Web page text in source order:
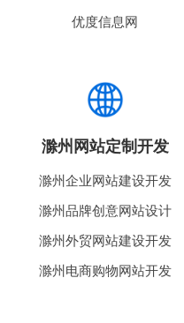
优度信息网
滁州网站定制开发
滁州企业网站建设开发
滁州品牌创意网站设计
滁州外贸网站建设开发
滁州电商购物网站开发